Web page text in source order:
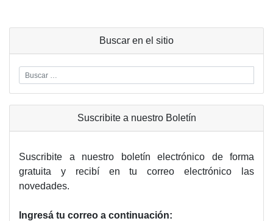
Buscar en el sitio
Suscribite a nuestro Boletín
Suscribite a nuestro boletín electrónico de forma
gratuita y recibí en tu correo electrónico las
novedades.
Ingresá tu correo a continuación: